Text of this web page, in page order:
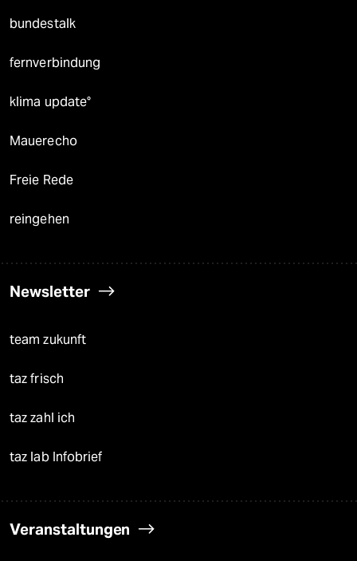
bundestalk
fernverbindung
klima update°
Mauerecho
Freie Rede
reingehen
Newsletter
team zukunft
taz frisch
taz zahl ich
taz lab Infobrief
Veranstaltungen